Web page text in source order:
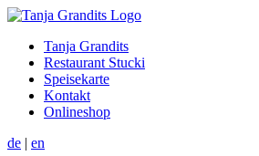
Tanja Grandits
Restaurant Stucki
Speisekarte
Kontakt
Onlineshop
de | en